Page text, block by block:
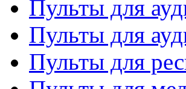
Пульты для
Пульты для
Пульты для